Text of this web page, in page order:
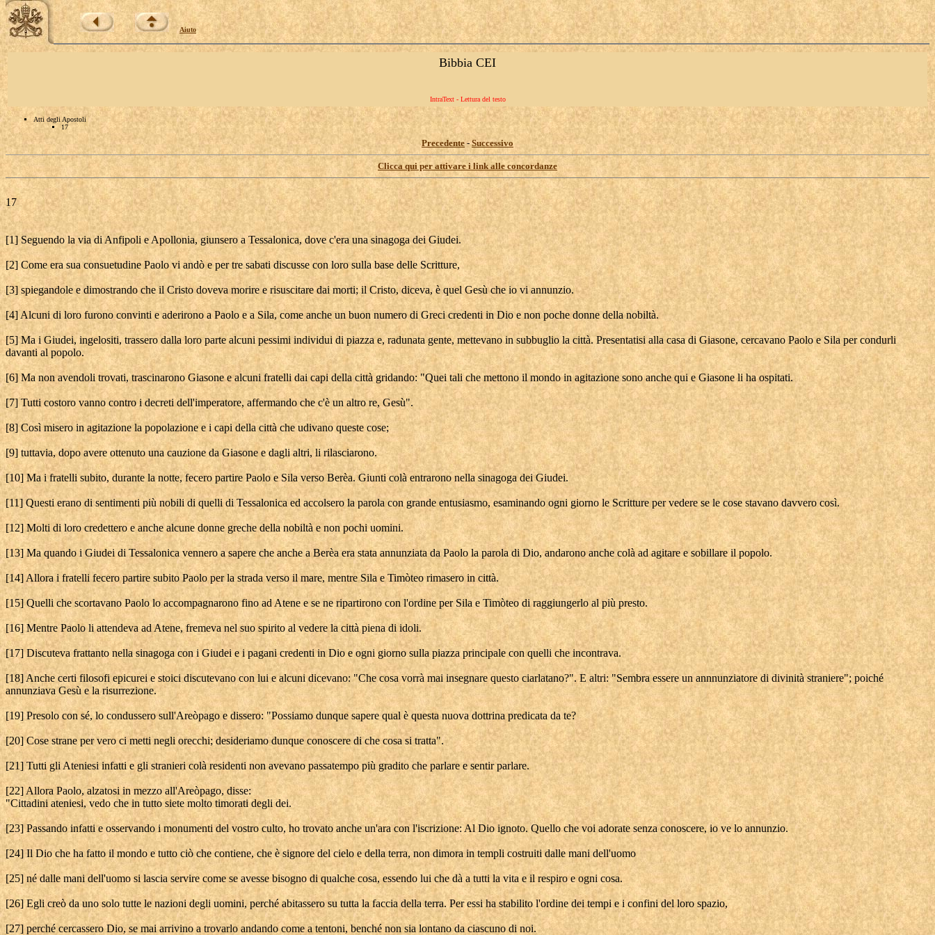
Aiuto
Bibbia CEI
IntraText - Lettura del testo
Atti degli Apostoli
17
Precedente-Successivo
Clicca qui per attivare i link alle concordanze
17
[1] Seguendo la via di Anfipoli e Apollonia, giunsero a Tessalonica, dove c'era una sinagoga dei Giudei.
[2] Come era sua consuetudine Paolo vi andò e per tre sabati discusse con loro sulla base delle Scritture,
[3] spiegandole e dimostrando che il Cristo doveva morire e risuscitare dai morti; il Cristo, diceva, è quel Gesù che io vi annunzio.
[4] Alcuni di loro furono convinti e aderirono a Paolo e a Sila, come anche un buon numero di Greci credenti in Dio e non poche donne della nobiltà.
[5] Ma i Giudei, ingelositi, trassero dalla loro parte alcuni pessimi individui di piazza e, radunata gente, mettevano in subbuglio la città. Presentatisi alla casa di Giasone, cercavano Paolo e Sila per condurli
davanti al popolo.
[6] Ma non avendoli trovati, trascinarono Giasone e alcuni fratelli dai capi della città gridando: "Quei tali che mettono il mondo in agitazione sono anche qui e Giasone li ha ospitati.
[7] Tutti costoro vanno contro i decreti dell'imperatore, affermando che c'è un altro re, Gesù".
[8] Così misero in agitazione la popolazione e i capi della città che udivano queste cose;
[9] tuttavia, dopo avere ottenuto una cauzione da Giasone e dagli altri, li rilasciarono.
[10] Ma i fratelli subito, durante la notte, fecero partire Paolo e Sila verso Berèa. Giunti colà entrarono nella sinagoga dei Giudei.
[11] Questi erano di sentimenti più nobili di quelli di Tessalonica ed accolsero la parola con grande entusiasmo, esaminando ogni giorno le Scritture per vedere se le cose stavano davvero così.
[12] Molti di loro credettero e anche alcune donne greche della nobiltà e non pochi uomini.
[13] Ma quando i Giudei di Tessalonica vennero a sapere che anche a Berèa era stata annunziata da Paolo la parola di Dio, andarono anche colà ad agitare e sobillare il popolo.
[14] Allora i fratelli fecero partire subito Paolo per la strada verso il mare, mentre Sila e Timòteo rimasero in città.
[15] Quelli che scortavano Paolo lo accompagnarono fino ad Atene e se ne ripartirono con l'ordine per Sila e Timòteo di raggiungerlo al più presto.
[16] Mentre Paolo li attendeva ad Atene, fremeva nel suo spirito al vedere la città piena di idoli.
[17] Discuteva frattanto nella sinagoga con i Giudei e i pagani credenti in Dio e ogni giorno sulla piazza principale con quelli che incontrava.
[18] Anche certi filosofi epicurei e stoici discutevano con lui e alcuni dicevano: "Che cosa vorrà mai insegnare questo ciarlatano?". E altri: "Sembra essere un annnunziatore di divinità straniere"; poiché
annunziava Gesù e la risurrezione.
[19] Presolo con sé, lo condussero sull'Areòpago e dissero: "Possiamo dunque sapere qual è questa nuova dottrina predicata da te?
[20] Cose strane per vero ci metti negli orecchi; desideriamo dunque conoscere di che cosa si tratta".
[21] Tutti gli Ateniesi infatti e gli stranieri colà residenti non avevano passatempo più gradito che parlare e sentir parlare.
[22] Allora Paolo, alzatosi in mezzo all'Areòpago, disse:
"Cittadini ateniesi, vedo che in tutto siete molto timorati degli dei.
[23] Passando infatti e osservando i monumenti del vostro culto, ho trovato anche un'ara con l'iscrizione: Al Dio ignoto. Quello che voi adorate senza conoscere, io ve lo annunzio.
[24] Il Dio che ha fatto il mondo e tutto ciò che contiene, che è signore del cielo e della terra, non dimora in templi costruiti dalle mani dell'uomo
[25] né dalle mani dell'uomo si lascia servire come se avesse bisogno di qualche cosa, essendo lui che dà a tutti la vita e il respiro e ogni cosa.
[26] Egli creò da uno solo tutte le nazioni degli uomini, perché abitassero su tutta la faccia della terra. Per essi ha stabilito l'ordine dei tempi e i confini del loro spazio,
[27] perché cercassero Dio, se mai arrivino a trovarlo andando come a tentoni, benché non sia lontano da ciascuno di noi.